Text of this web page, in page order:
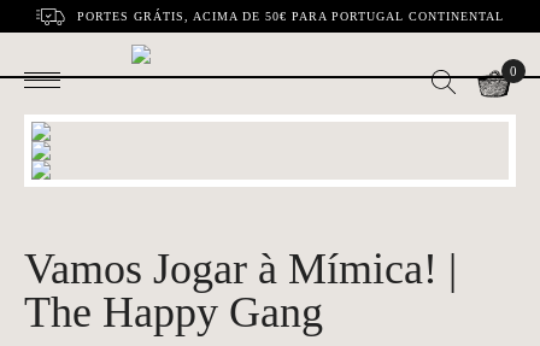
PORTES GRÁTIS, ACIMA DE 50€ PARA PORTUGAL CONTINENTAL
0
Vamos Jogar à Mímica! |
The Happy Gang